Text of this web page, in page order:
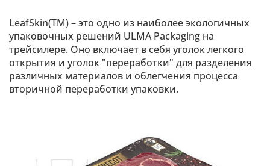
LeafSkin(TM) – это одно из наиболее экологичных
упаковочных решений ULMA Packaging на
трейсилере. Оно включает в себя уголок легкого
открытия и уголок "переработки" для разделения
различных материалов и облегчения процесса
вторичной переработки упаковки.